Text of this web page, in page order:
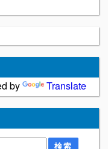
by
Translate